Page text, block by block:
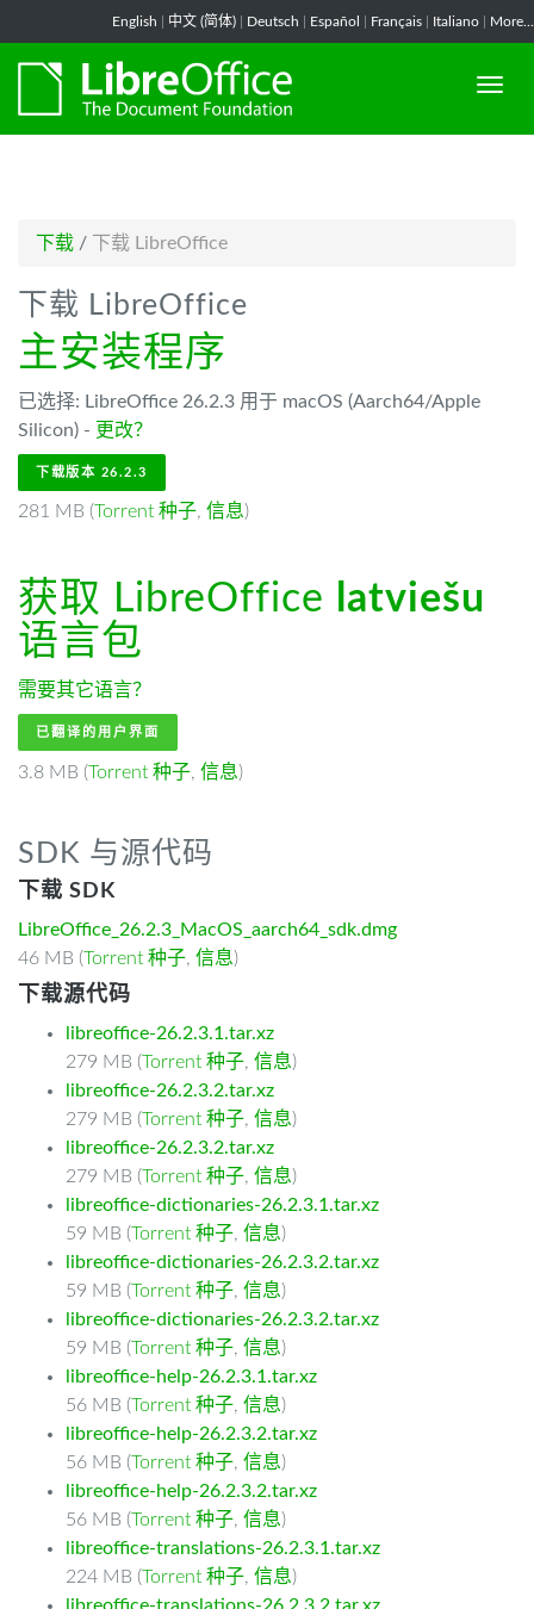
English 中文 (简体) Deutsch Español Français Italiano More...
下载 / 下载 LibreOffice
下载 LibreOffice
主安装程序
已选择: LibreOffice 26.2.3 用于 macOS (Aarch64/Apple
Silicon) - 更改？
下载版本 26.2.3
281 MB (Torrent 种子, 信息)
获取 LibreOffice
latviešu
语言包
需要其它语言？
已翻译的用户界面
3.8 MB (Torrent 种子, 信息)
SDK 与源代码
下载 SDK
LibreOffice_26.2.3_MacOS_aarch64_sdk.dmg
46 MB (Torrent 种子, 信息)
下载源代码
libreoffice-26.2.3.1.tar.xz
279 MB (Torrent 种子, 信息)
libreoffice-26.2.3.2.tar.xz
279 MB (Torrent 种子, 信息)
libreoffice-26.2.3.2.tar.xz
279 MB (Torrent 种子, 信息)
libreoffice-dictionaries-26.2.3.1.tar.xz
59 MB (Torrent 种子, 信息)
libreoffice-dictionaries-26.2.3.2.tar.xz
59 MB (Torrent 种子, 信息)
libreoffice-dictionaries-26.2.3.2.tar.xz
59 MB (Torrent 种子, 信息)
libreoffice-help-26.2.3.1.tar.xz
56 MB (Torrent 种子, 信息)
libreoffice-help-26.2.3.2.tar.xz
56 MB (Torrent 种子, 信息)
libreoffice-help-26.2.3.2.tar.xz
56 MB (Torrent 种子, 信息)
libreoffice-translations-26.2.3.1.tar.xz
224 MB (Torrent 种子, 信息)